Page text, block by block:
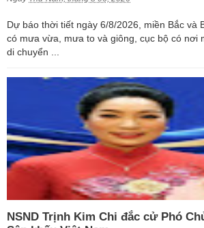
Dự báo thời tiết ngày 6/8/2026, miền Bắc và
có mưa vừa, mưa to và giông, cục bộ có nơi
di chuyển ...
NSND Trịnh Kim Chi đắc cử Phó